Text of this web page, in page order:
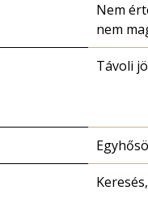
Nem
nem
Távoli